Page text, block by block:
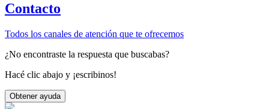
Contacto
Todos los canales de atención que te ofrecemos
¿No encontraste la respuesta que buscabas?
Hacé clic abajo y ¡escribinos!